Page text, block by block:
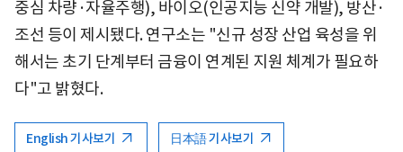
중심 차량·자율주행), 바이오(인공지능 신약 개발), 방산·
조선 등이 제시됐다. 연구소는 "신규 성장 산업 육성을 위
해서는 초기 단계부터 금융이 연계된 지원 체계가 필요하
다"고 밝혔다.
English 기사보기 日本語 기사보기